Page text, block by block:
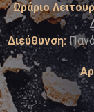
Ωράριο
Διεύθυνση: